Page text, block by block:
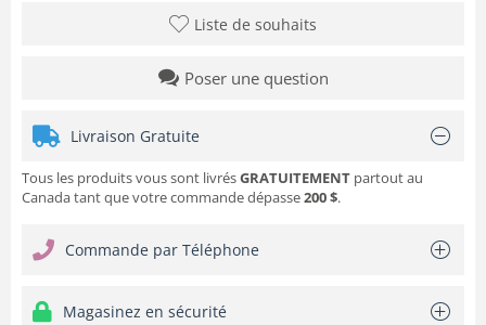
Liste de souhaits
Poser une question
Livraison Gratuite
Tous les produits vous sont livrésGRATUITEMENT partout au
Canada tant que votre commande dépasse200 $.
Commande par Téléphone
Magasinez en sécurité